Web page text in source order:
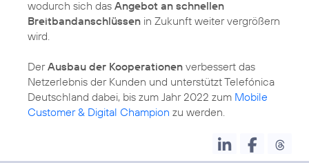
wodurch sich das Angebot an schnellen
Breitbandanschlüssen in Zukunft weiter vergrößern
wird.
DerAusbau der Kooperationen verbessert das
Netzerlebnis der Kunden und unterstützt Telefónica
Deutschland dabei, bis zum Jahr 2022 zum Mobile
Customer & Digital Champion zu werden.